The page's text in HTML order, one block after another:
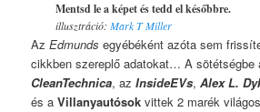
Mentsd le a képet és tedd el későbbre.
illusztráció: Mark T Miller
AzEdmunds egyébéként azóta sem
cikkben szereplő adatokat… A sötétségbe
CleanTechnica, azInsideEVs,Alex L.
és aVillanyautósok vittek 2 marék